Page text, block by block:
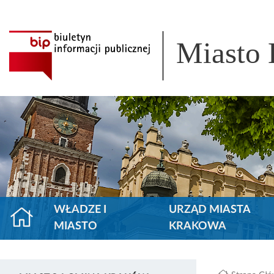
Miasto
WŁADZE I
MIASTO
URZĄD MIASTA
KRAKOWA